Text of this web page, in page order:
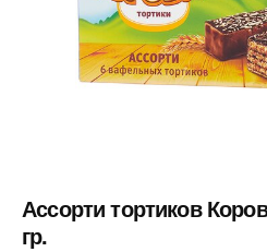
Ассорти тортиков
гр.